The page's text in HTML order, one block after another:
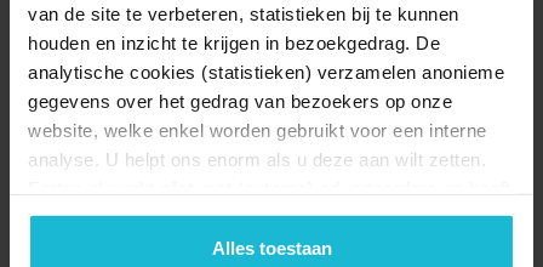
van de site te verbeteren, statistieken bij te kunnen
houden en inzicht te krijgen in bezoekgedrag. De
analytische cookies (statistieken) verzamelen anonieme
gegevens over het gedrag van bezoekers op onze
website, welke enkel worden gebruikt voor een interne
analyse. U helpt ons enorm als u deze aan wilt zetten.
geen commerciële doelstelling. U kunt deze cookies via
de knoppen accepteren, beheren of weigeren.
Alles toestaan
Doneer nu Disclaimer